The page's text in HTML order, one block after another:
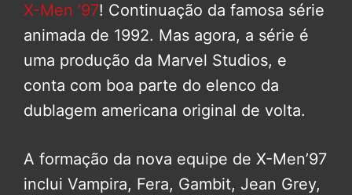
X-Men ’97! Continuação da famosa série
animada de 1992. Mas agora, a série é
uma produção da Marvel Studios, e
conta com boa parte do elenco da
dublagem americana original de volta.
A formação da nova equipe de X-Men’97
inclui Vampira, Fera, Gambit, Jean Grey,